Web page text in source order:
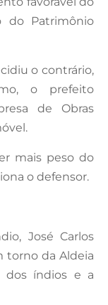
do Patrimônio
o contrário,
o prefeito
de Obras
mais peso do
o defensor.
José Carlos
torno da Aldeia
dos índios e a